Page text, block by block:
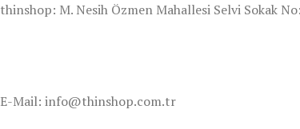
thinshop: M. Nesih Özmen Mahallesi Selvi Sokak
E-Mail: info@thinshop.com.tr